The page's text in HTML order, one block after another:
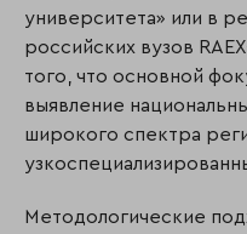
университета» или в
российских вузов
того, что основной
выявление
широкого спектра
Методологические